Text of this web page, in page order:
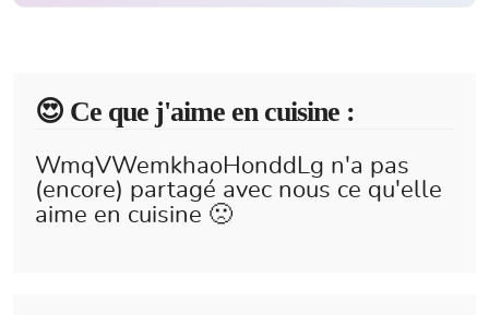
😍️ Ce que j'aime en cuisine :
WmqVWemkhaoHonddLg n'a pas
(encore) partagé avec nous ce qu'elle
aime en cuisine 🙁